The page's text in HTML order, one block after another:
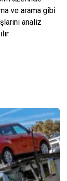
ve arama gibi
analiz